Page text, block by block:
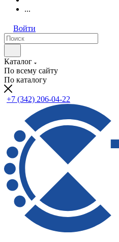
...
Войти
Каталог
По всему сайту
По каталогу
+7 (342) 206-04-22